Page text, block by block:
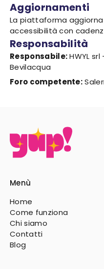
Aggiornamenti
La piattaforma
accessibilità con
Responsabilità
Responsabile:HWYL
Bevilacqua
Foro competente:
Menù
Home
Come funziona
Chi siamo
Contatti
Blog